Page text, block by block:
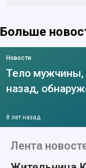
Больше
Новости
Тело мужчины,
назад,
8 лет назад
Лента